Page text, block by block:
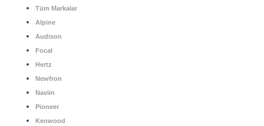
Tüm Markalar
Alpine
Audison
Focal
Hertz
Newfron
Naviin
Pioneer
Kenwood